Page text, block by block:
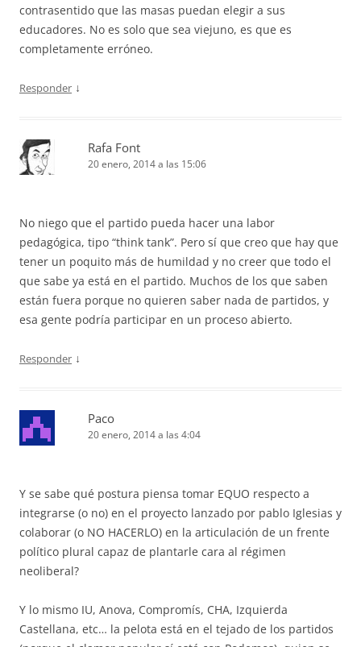
contrasentido que las masas puedan elegir a sus
educadores. No es solo que sea viejuno, es que es
completamente erróneo.
Responder ↓
Rafa Font
20 enero, 2014 a las 15:06
No niego que el partido pueda hacer una labor
pedagógica, tipo “think tank”. Pero sí que creo que hay que
tener un poquito más de humildad y no creer que todo el
que sabe ya está en el partido. Muchos de los que saben
están fuera porque no quieren saber nada de partidos, y
esa gente podría participar en un proceso abierto.
Responder ↓
Paco
20 enero, 2014 a las 4:04
Y se sabe qué postura piensa tomar EQUO respecto a
integrarse (o no) en el proyecto lanzado por pablo Iglesias y
colaborar (o NO HACERLO) en la articulación de un frente
político plural capaz de plantarle cara al régimen
neoliberal?
Y lo mismo IU, Anova, Compromís, CHA, Izquierda
Castellana, etc… la pelota está en el tejado de los partidos